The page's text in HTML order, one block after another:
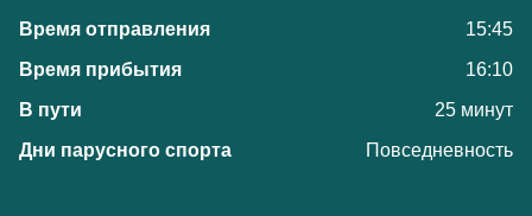
15:45
16:10
25 минут
Повседневность